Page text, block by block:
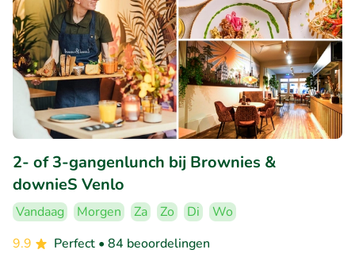
2- of 3-gangenlunch bij Brownies &
downieS Venlo
Vandaag Morgen Za Zo Di
Wo
9.9
Perfect • 84 beoordelingen